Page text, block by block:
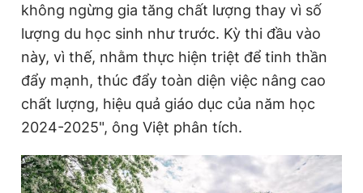
không ngừng gia tăng chất lượng thay vì số
lượng du học sinh như trước. Kỳ thi đầu vào
này, vì thế, nhằm thực hiện triệt để tinh thần
đẩy mạnh, thúc đẩy toàn diện việc nâng cao
chất lượng, hiệu quả giáo dục của năm học
2024-2025", ông Việt phân tích.